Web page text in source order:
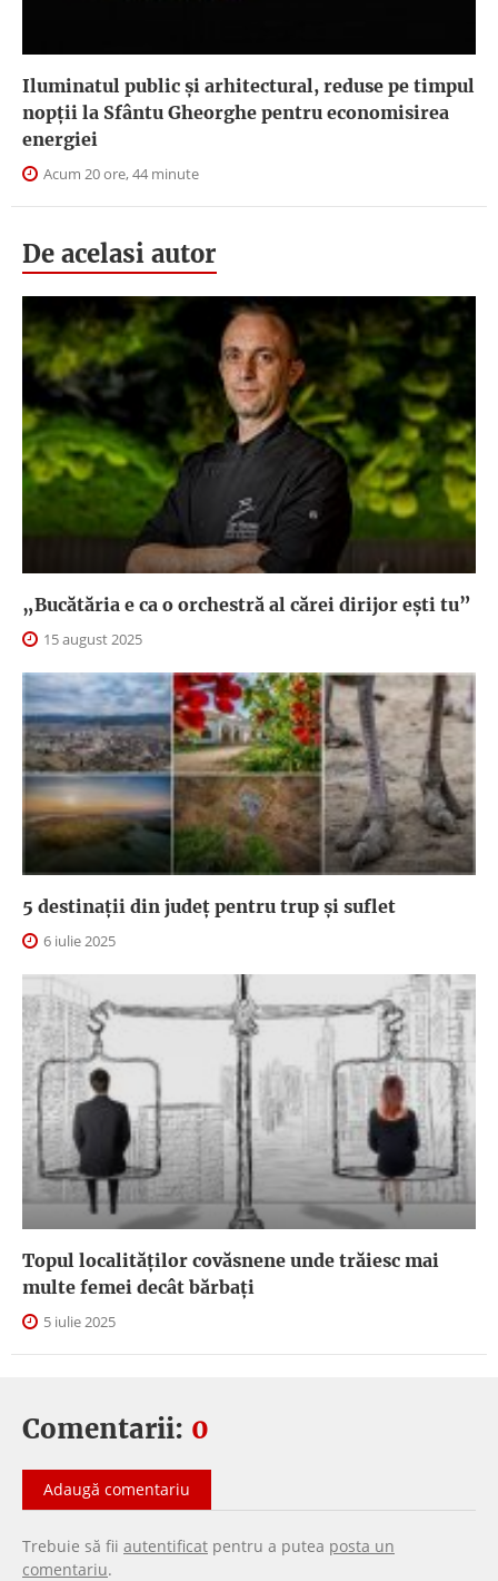
Iluminatul public şi arhitectural, reduse pe timpul
nopţii la Sfântu Gheorghe pentru economisirea
energiei
Acum 20 ore, 44 minute
De acelasi autor
„Bucătăria e ca o orchestră al cărei dirijor ești tu”
15 august 2025
5 destinații din județ pentru trup și suflet
6 iulie 2025
Topul localităților covăsnene unde trăiesc mai
multe femei decât bărbați
5 iulie 2025
Comentarii: 0
Adaugă comentariu
Trebuie să fii autentificat pentru a putea posta un
comentariu.